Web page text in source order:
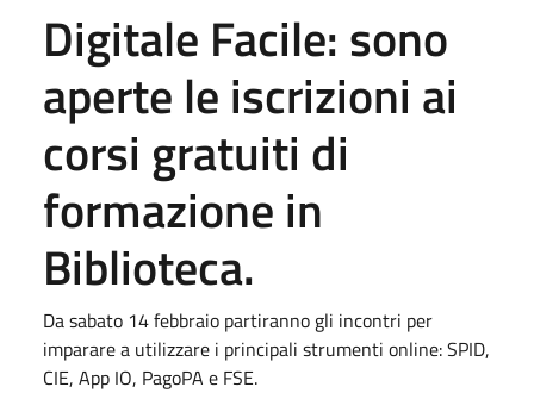
Digitale Facile: sono
aperte le iscrizioni ai
corsi gratuiti di
formazione in
Biblioteca.
Da sabato 14 febbraio partiranno gli incontri per
imparare a utilizzare i principali strumenti online: SPID,
CIE, App IO, PagoPA e FSE.